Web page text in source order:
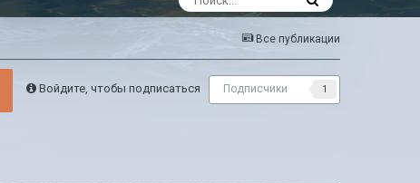
Все публикации
Войдите, чтобы подписаться Подписчики 1